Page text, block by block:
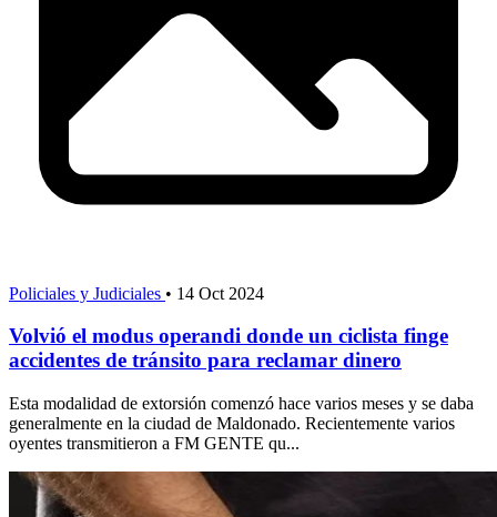
Policiales y Judiciales • 14 Oct 2024
Volvió el modus operandi donde un ciclista finge
accidentes de tránsito para reclamar dinero
Esta modalidad de extorsión comenzó hace varios meses y se daba
generalmente en la ciudad de Maldonado. Recientemente varios
oyentes transmitieron a FM GENTE qu...